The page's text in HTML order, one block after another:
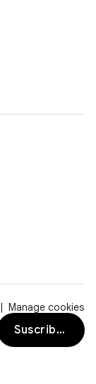
Manage cookies
Suscribirse